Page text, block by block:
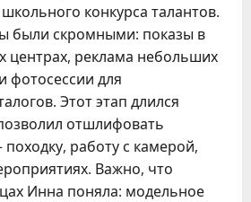
конкурса талантов.
были скромными: показы в
центрах, реклама небольших
фотосессии для
Этот этап длился
отшлифовать
работу с камерой,
Важно, что
Инна поняла: модельное